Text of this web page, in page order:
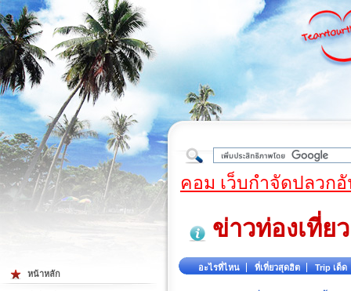
ต้
คอม เว็บกำจัดปลวก
ข่าวท่องเที่ยว
อะไรที่ไหน ที่เที่ยวสุดฮิต Trip เด็ด
หน้าหลัก